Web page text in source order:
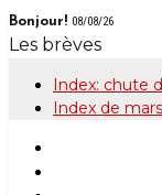
Skip
to
Bonjour! 08/08/26
Les brèves
Index: chute
Index de